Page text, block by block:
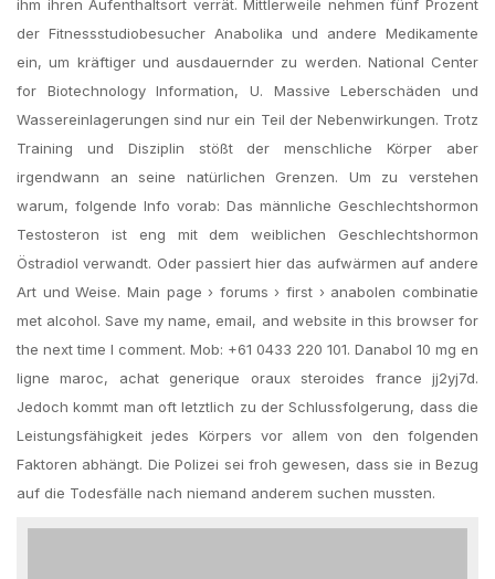
ihm ihren Aufenthaltsort verrät. Mittlerweile nehmen fünf Prozent
der Fitnessstudiobesucher Anabolika und andere Medikamente
ein, um kräftiger und ausdauernder zu werden. National Center
for Biotechnology Information, U. Massive Leberschäden und
Wassereinlagerungen sind nur ein Teil der Nebenwirkungen. Trotz
Training und Disziplin stößt der menschliche Körper aber
irgendwann an seine natürlichen Grenzen. Um zu verstehen
warum, folgende Info vorab: Das männliche Geschlechtshormon
Testosteron ist eng mit dem weiblichen Geschlechtshormon
Östradiol verwandt. Oder passiert hier das aufwärmen auf andere
Art und Weise. Main page › forums › first › anabolen combinatie
met alcohol. Save my name, email, and website in this browser for
the next time I comment. Mob: +61 0433 220 101. Danabol 10 mg en
ligne maroc, achat generique oraux steroides france jj2yj7d.
Jedoch kommt man oft letztlich zu der Schlussfolgerung, dass die
Leistungsfähigkeit jedes Körpers vor allem von den folgenden
Faktoren abhängt. Die Polizei sei froh gewesen, dass sie in Bezug
auf die Todesfälle nach niemand anderem suchen mussten.